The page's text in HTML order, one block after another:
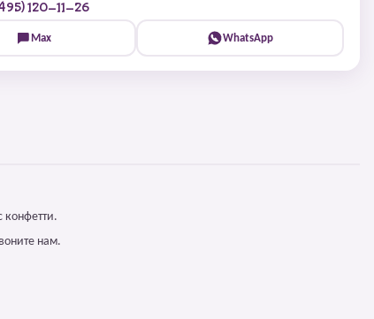
120-11-26
Max WhatsApp
конфетти.
нам.